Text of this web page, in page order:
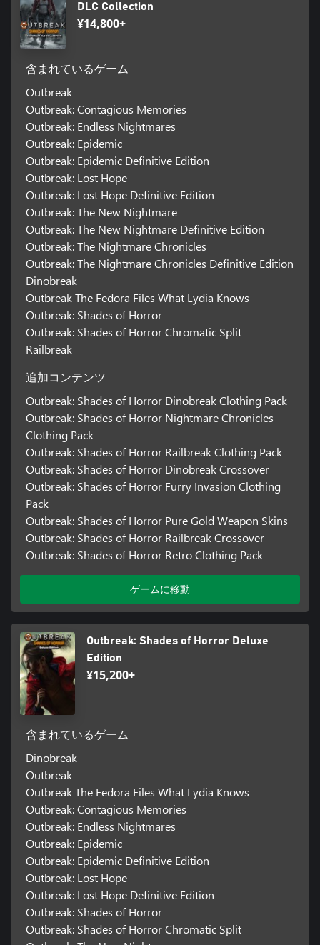
DLC Collection
¥14,800+
含まれているゲーム
Outbreak
Outbreak: Contagious Memories
Outbreak: Endless Nightmares
Outbreak: Epidemic
Outbreak: Epidemic Definitive Edition
Outbreak: Lost Hope
Outbreak: Lost Hope Definitive Edition
Outbreak: The New Nightmare
Outbreak: The New Nightmare Definitive Edition
Outbreak: The Nightmare Chronicles
Outbreak: The Nightmare Chronicles Definitive Edition
Dinobreak
Outbreak The Fedora Files What Lydia Knows
Outbreak: Shades of Horror
Outbreak: Shades of Horror Chromatic Split
Railbreak
追加コンテンツ
Outbreak: Shades of Horror Dinobreak Clothing Pack
Outbreak: Shades of Horror Nightmare Chronicles
Clothing Pack
Outbreak: Shades of Horror Railbreak Clothing Pack
Outbreak: Shades of Horror Dinobreak Crossover
Outbreak: Shades of Horror Furry Invasion Clothing
Pack
Outbreak: Shades of Horror Pure Gold Weapon Skins
Outbreak: Shades of Horror Railbreak Crossover
Outbreak: Shades of Horror Retro Clothing Pack
ゲームに移動
Outbreak: Shades of Horror Deluxe
Edition
¥15,200+
含まれているゲーム
Dinobreak
Outbreak
Outbreak The Fedora Files What Lydia Knows
Outbreak: Contagious Memories
Outbreak: Endless Nightmares
Outbreak: Epidemic
Outbreak: Epidemic Definitive Edition
Outbreak: Lost Hope
Outbreak: Lost Hope Definitive Edition
Outbreak: Shades of Horror
Outbreak: Shades of Horror Chromatic Split